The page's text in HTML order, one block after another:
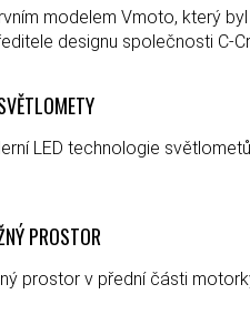
modelem Vmoto, který byl
designu společnosti C-
LED technologie
PROSTOR
prostor v přední části